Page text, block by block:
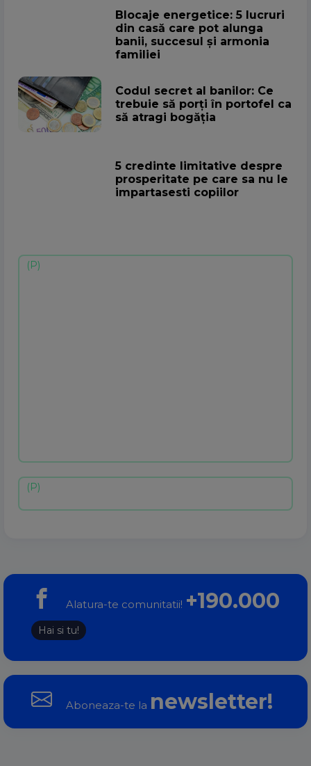
Blocaje energetice: 5 lucruri
din casă care pot alunga
banii, succesul și armonia
familiei
Codul secret al banilor: Ce
trebuie să porți în portofel ca
să atragi bogăția
5 credinte limitative despre
prosperitate pe care sa nu le
impartasesti copiilor
Alatura-te comunitatii! +190.000
Hai si tu!
Aboneaza-te la newsletter!